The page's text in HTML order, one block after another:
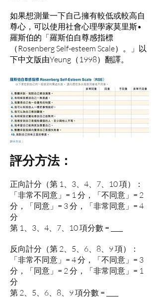
如果想測量一下自己擁有較低或較高自
尊心，可以使用社會心理學家莫里斯•
羅斯伯的「羅斯伯自尊感指標
（Rosenberg Self-esteem Scale）。」以
下中文版由Yeung（1998）翻譯。
評分方法：
正向計分（第 1、3、4、7、10 項）：
「非常不同意」= 1 分，「不同意」= 2
分，「同意」= 3 分，「非常同意」= 4
分
第 1、3、4、7、10 項分數 = ____
反向計分（第 2、5、6、8、9 項）：
「非常不同意」= 4 分，「不同意」= 3
分，「同意」= 2 分，「非常同意」= 1
分
第 2、5、6、8、9 項分數 = ____